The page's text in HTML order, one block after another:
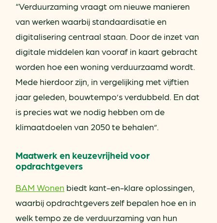
“Verduurzaming vraagt om nieuwe manieren
van werken waarbij standaardisatie en
digitalisering centraal staan. Door de inzet van
digitale middelen kan vooraf in kaart gebracht
worden hoe een woning verduurzaamd wordt.
Mede hierdoor zijn, in vergelijking met vijftien
jaar geleden, bouwtempo’s verdubbeld. En dat
is precies wat we nodig hebben om de
klimaatdoelen van 2050 te behalen”.
Maatwerk en keuzevrijheid voor
opdrachtgevers
BAM Wonen biedt kant-en-klare oplossingen,
waarbij opdrachtgevers zelf bepalen hoe en in
welk tempo ze de verduurzaming van hun